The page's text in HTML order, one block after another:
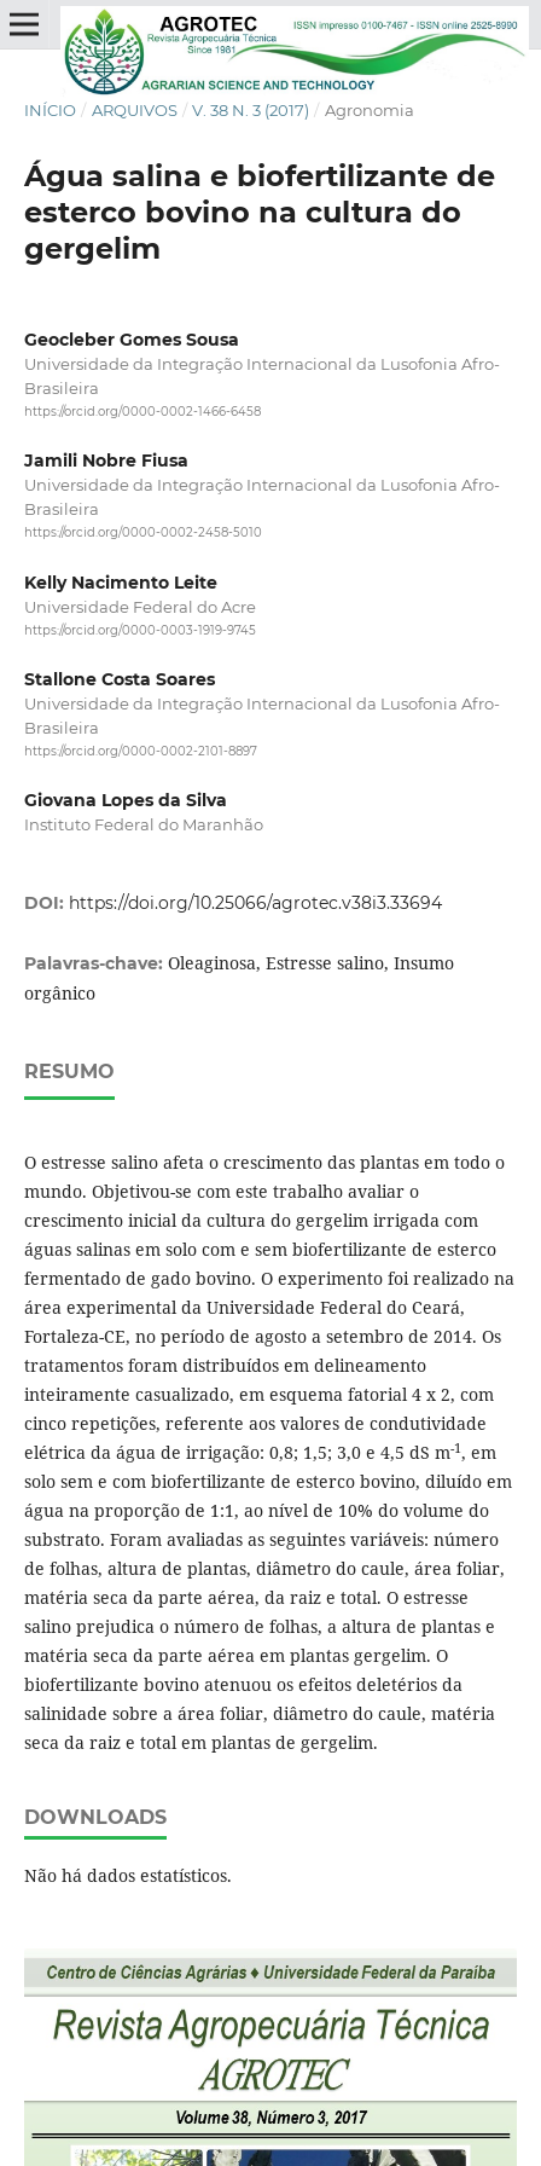
INÍCIO / ARQUIVOS / V. 38 N. 3 (2017) / Agronomia
Água salina e biofertilizante de
esterco bovino na cultura do
gergelim
Geocleber Gomes Sousa
Universidade da Integração Internacional da Lusofonia Afro-
Brasileira
https://orcid.org/0000-0002-1466-6458
Jamili Nobre Fiusa
Universidade da Integração Internacional da Lusofonia Afro-
Brasileira
https://orcid.org/0000-0002-2458-5010
Kelly Nacimento Leite
Universidade Federal do Acre
https://orcid.org/0000-0003-1919-9745
Stallone Costa Soares
Universidade da Integração Internacional da Lusofonia Afro-
Brasileira
https://orcid.org/0000-0002-2101-8897
Giovana Lopes da Silva
Instituto Federal do Maranhão
DOI: https://doi.org/10.25066/agrotec.v38i3.33694
Palavras-chave: Oleaginosa, Estresse salino, Insumo
orgânico
RESUMO
O estresse salino afeta o crescimento das plantas em todo o
mundo. Objetivou-se com este trabalho avaliar o
crescimento inicial da cultura do gergelim irrigada com
águas salinas em solo com e sem biofertilizante de esterco
fermentado de gado bovino. O experimento foi realizado na
área experimental da Universidade Federal do Ceará,
Fortaleza-CE, no período de agosto a setembro de 2014. Os
tratamentos foram distribuídos em delineamento
inteiramente casualizado, em esquema fatorial 4 x 2, com
cinco repetições, referente aos valores de condutividade
elétrica da água de irrigação: 0,8; 1,5; 3,0 e 4,5 dS m-1, em
solo sem e com biofertilizante de esterco bovino, diluído em
água na proporção de 1:1, ao nível de 10% do volume do
substrato. Foram avaliadas as seguintes variáveis: número
de folhas, altura de plantas, diâmetro do caule, área foliar,
matéria seca da parte aérea, da raiz e total. O estresse
salino prejudica o número de folhas, a altura de plantas e
matéria seca da parte aérea em plantas gergelim. O
biofertilizante bovino atenuou os efeitos deletérios da
salinidade sobre a área foliar, diâmetro do caule, matéria
seca da raiz e total em plantas de gergelim.
DOWNLOADS
Não há dados estatísticos.